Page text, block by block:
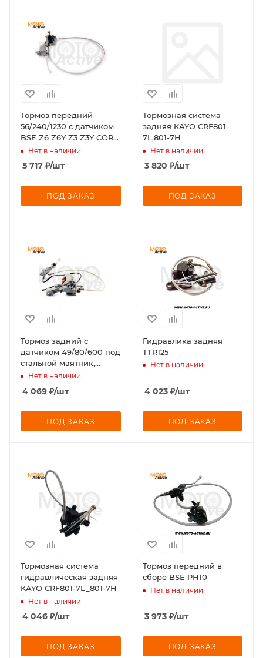
Тормоз передний
56/240/1230 с датчиком
BSE Z6 Z6Y Z3 Z3Y CORE
DX EX PH 125 PH 125 Z1
J1, J2LE J1, J2 EVO MX Z2
Нет в наличии
5 717 ₽/шт
ПОД ЗАКАЗ
Тормозная система
задняя KAYO CRF801-
7L,801-7H
Нет в наличии
3 820 ₽/шт
ПОД ЗАКАЗ
Тормоз задний с
датчиком 49/80/600 под
стальной маятник,
sintered BSE Z6 Z5,
Нет в наличии
4 069 ₽/шт
ПОД ЗАКАЗ
Гидравлика задняя
TTR125
Нет в наличии
4 023₽/шт
ПОД ЗАКАЗ
Тормозная система
гидравлическая задняя
KAYO CRF801-7L_801-7H
Нет в наличии
4 046 ₽/шт
ПОД ЗАКАЗ
Тормоз передний в
сборе BSE PH10
Нет в наличии
3 973₽/шт
ПОД ЗАКАЗ